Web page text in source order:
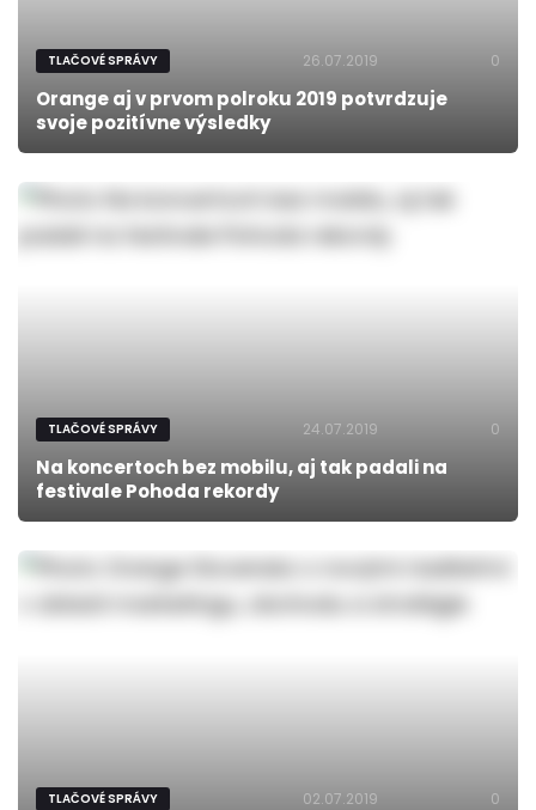
TLAČOVÉ SPRÁVY 26.07.2019 0
Orange aj v prvom polroku 2019 potvrdzuje
svoje pozitívne výsledky
TLAČOVÉ SPRÁVY 24.07.2019 0
Na koncertoch bez mobilu, aj tak padali na
festivale Pohoda rekordy
TLAČOVÉ SPRÁVY 02.07.2019 0